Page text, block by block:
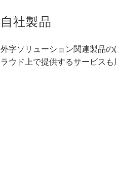
自社製品
外字ソリューション関連製品
ラウド上で提供するサービスも